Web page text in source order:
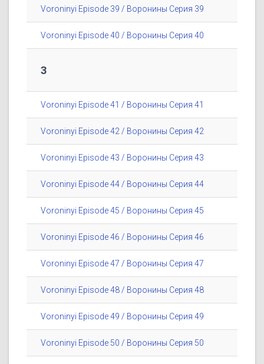
Voroninyi Episode 39 / Воронины Серия 39
Voroninyi Episode 40 / Воронины Серия 40
3
Voroninyi Episode 41 / Воронины Серия 41
Voroninyi Episode 42 / Воронины Серия 42
Voroninyi Episode 43 / Воронины Серия 43
Voroninyi Episode 44 / Воронины Серия 44
Voroninyi Episode 45 / Воронины Серия 45
Voroninyi Episode 46 / Воронины Серия 46
Voroninyi Episode 47 / Воронины Серия 47
Voroninyi Episode 48 / Воронины Серия 48
Voroninyi Episode 49 / Воронины Серия 49
Voroninyi Episode 50 / Воронины Серия 50